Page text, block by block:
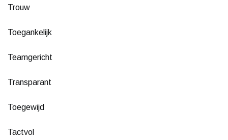
Trouw
Toegankelijk
Teamgericht
Transparant
Toegewijd
Tactvol